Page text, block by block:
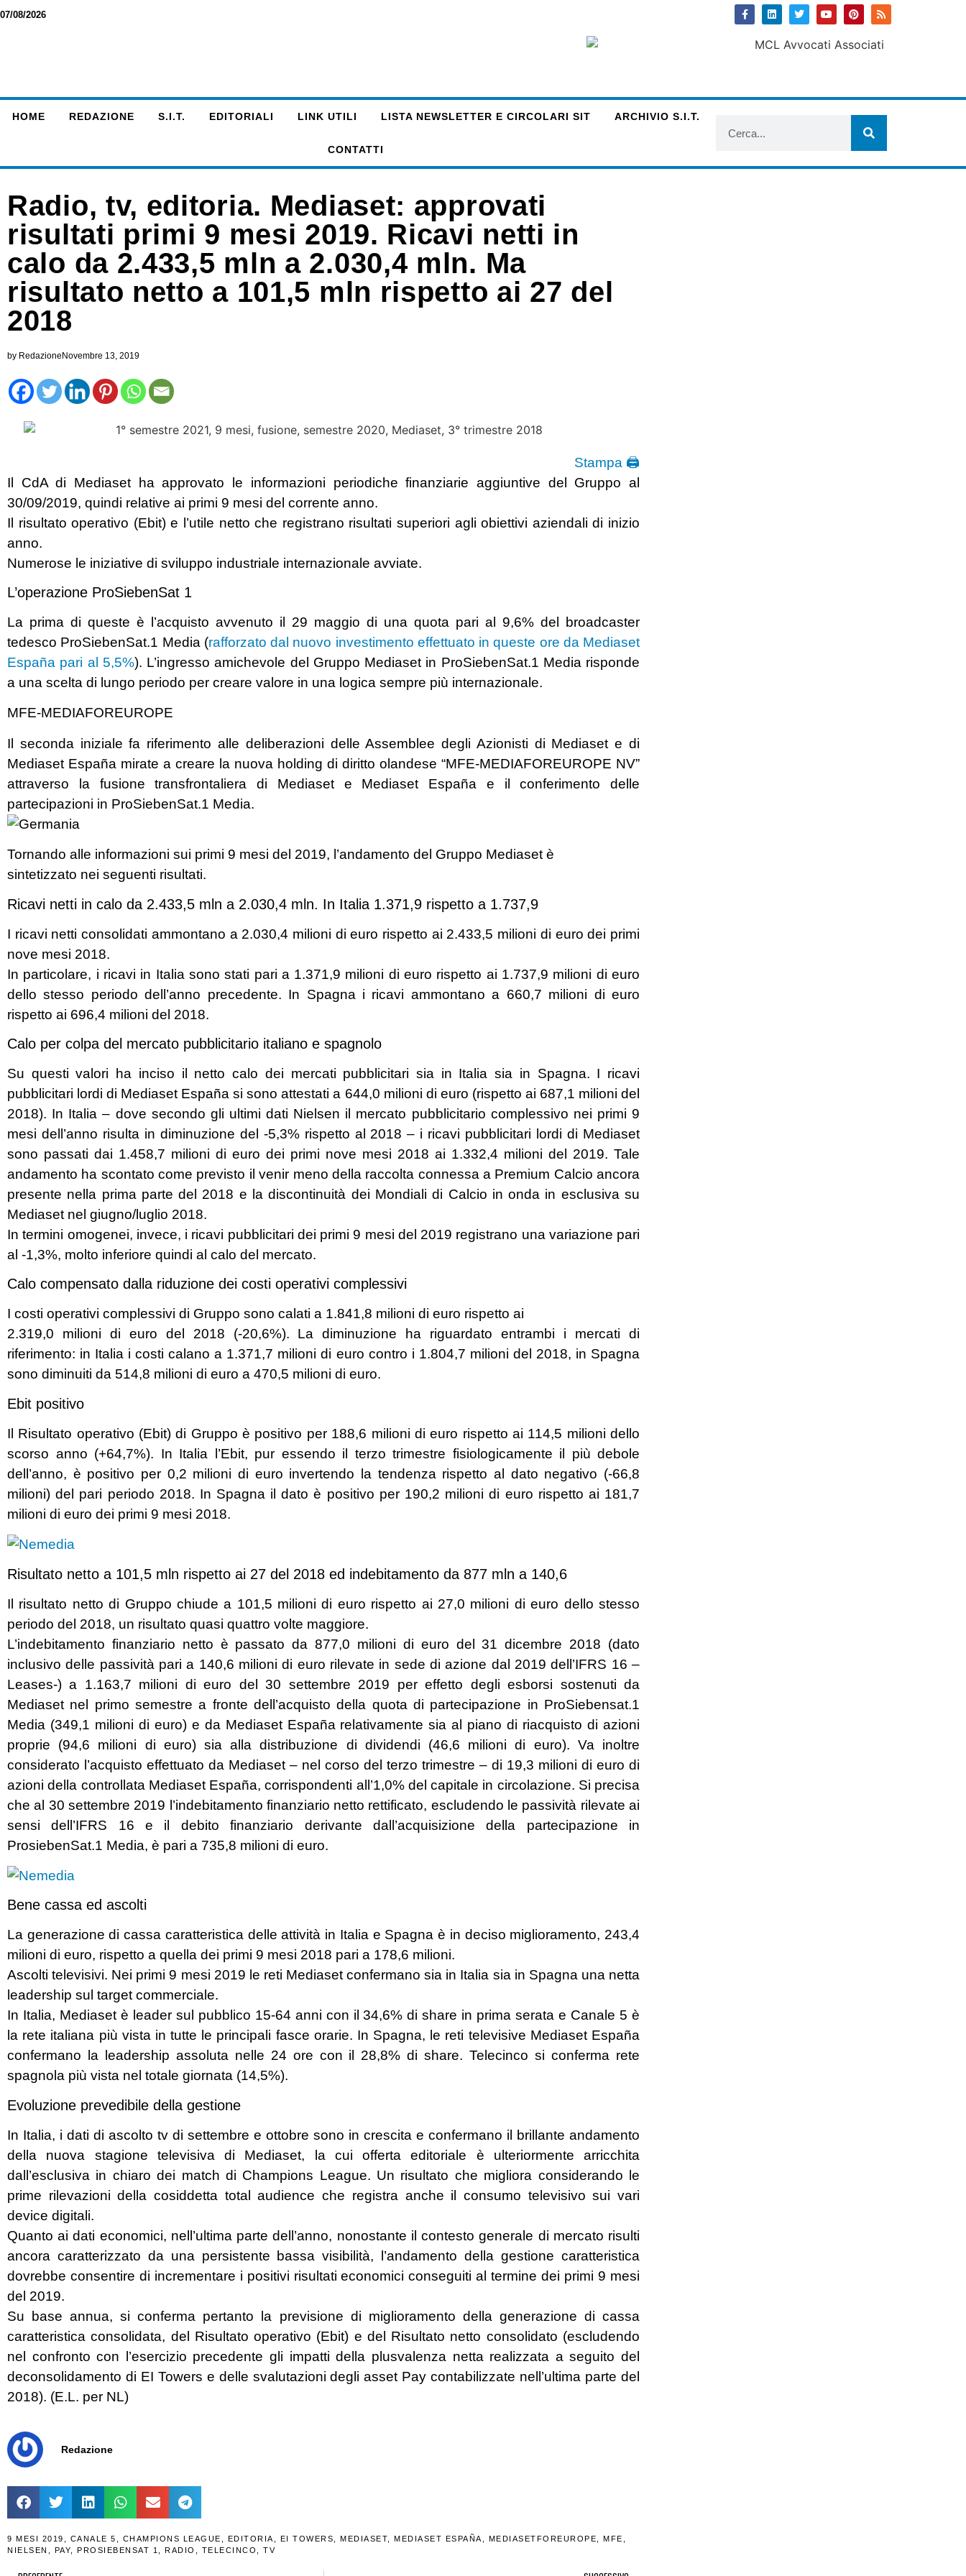
07/08/2026
HOME REDAZIONE S.I.T. EDITORIALI LINK UTILI LISTA NEWSLETTER E CIRCOLARI SIT ARCHIVIO S.I.T.
CONTATTI
Radio, tv, editoria. Mediaset: approvati
risultati primi 9 mesi 2019. Ricavi netti in
calo da 2.433,5 mln a 2.030,4 mln. Ma
risultato netto a 101,5 mln rispetto ai 27 del
2018
by Redazione Novembre 13, 2019
Stampa 🖨
Il CdA di Mediaset ha approvato le informazioni periodiche finanziarie aggiuntive del Gruppo al
30/09/2019, quindi relative ai primi 9 mesi del corrente anno.
Il risultato operativo (Ebit) e l’utile netto che registrano risultati superiori agli obiettivi aziendali di inizio
anno.
Numerose le iniziative di sviluppo industriale internazionale avviate.
L’operazione ProSiebenSat 1
La prima di queste è l’acquisto avvenuto il 29 maggio di una quota pari al 9,6% del broadcaster
tedesco ProSiebenSat.1 Media (rafforzato dal nuovo investimento effettuato in queste ore da Mediaset
España pari al 5,5%). L’ingresso amichevole del Gruppo Mediaset in ProSiebenSat.1 Media risponde
a una scelta di lungo periodo per creare valore in una logica sempre più internazionale.
MFE-MEDIAFOREUROPE
Il seconda iniziale fa riferimento alle deliberazioni delle Assemblee degli Azionisti di Mediaset e di
Mediaset España mirate a creare la nuova holding di diritto olandese “MFE-MEDIAFOREUROPE NV”
attraverso la fusione transfrontaliera di Mediaset e Mediaset España e il conferimento delle
partecipazioni in ProSiebenSat.1 Media.
Tornando alle informazioni sui primi 9 mesi del 2019, l’andamento del Gruppo Mediaset è
sintetizzato nei seguenti risultati.
Ricavi netti in calo da 2.433,5 mln a 2.030,4 mln. In Italia 1.371,9 rispetto a 1.737,9
I ricavi netti consolidati ammontano a 2.030,4 milioni di euro rispetto ai 2.433,5 milioni di euro dei primi
nove mesi 2018.
In particolare, i ricavi in Italia sono stati pari a 1.371,9 milioni di euro rispetto ai 1.737,9 milioni di euro
dello stesso periodo dell’anno precedente. In Spagna i ricavi ammontano a 660,7 milioni di euro
rispetto ai 696,4 milioni del 2018.
Calo per colpa del mercato pubblicitario italiano e spagnolo
Su questi valori ha inciso il netto calo dei mercati pubblicitari sia in Italia sia in Spagna. I ricavi
pubblicitari lordi di Mediaset España si sono attestati a 644,0 milioni di euro (rispetto ai 687,1 milioni del
2018). In Italia – dove secondo gli ultimi dati Nielsen il mercato pubblicitario complessivo nei primi 9
mesi dell’anno risulta in diminuzione del -5,3% rispetto al 2018 – i ricavi pubblicitari lordi di Mediaset
sono passati dai 1.458,7 milioni di euro dei primi nove mesi 2018 ai 1.332,4 milioni del 2019. Tale
andamento ha scontato come previsto il venir meno della raccolta connessa a Premium Calcio ancora
presente nella prima parte del 2018 e la discontinuità dei Mondiali di Calcio in onda in esclusiva su
Mediaset nel giugno/luglio 2018.
In termini omogenei, invece, i ricavi pubblicitari dei primi 9 mesi del 2019 registrano una variazione pari
al -1,3%, molto inferiore quindi al calo del mercato.
Calo compensato dalla riduzione dei costi operativi complessivi
I costi operativi complessivi di Gruppo sono calati a 1.841,8 milioni di euro rispetto ai
2.319,0 milioni di euro del 2018 (-20,6%). La diminuzione ha riguardato entrambi i mercati di
riferimento: in Italia i costi calano a 1.371,7 milioni di euro contro i 1.804,7 milioni del 2018, in Spagna
sono diminuiti da 514,8 milioni di euro a 470,5 milioni di euro.
Ebit positivo
Il Risultato operativo (Ebit) di Gruppo è positivo per 188,6 milioni di euro rispetto ai 114,5 milioni dello
scorso anno (+64,7%). In Italia l’Ebit, pur essendo il terzo trimestre fisiologicamente il più debole
dell’anno, è positivo per 0,2 milioni di euro invertendo la tendenza rispetto al dato negativo (-66,8
milioni) del pari periodo 2018. In Spagna il dato è positivo per 190,2 milioni di euro rispetto ai 181,7
milioni di euro dei primi 9 mesi 2018.
Risultato netto a 101,5 mln rispetto ai 27 del 2018 ed indebitamento da 877 mln a 140,6
Il risultato netto di Gruppo chiude a 101,5 milioni di euro rispetto ai 27,0 milioni di euro dello stesso
periodo del 2018, un risultato quasi quattro volte maggiore.
L’indebitamento finanziario netto è passato da 877,0 milioni di euro del 31 dicembre 2018 (dato
inclusivo delle passività pari a 140,6 milioni di euro rilevate in sede di azione dal 2019 dell’IFRS 16 –
Leases-) a 1.163,7 milioni di euro del 30 settembre 2019 per effetto degli esborsi sostenuti da
Mediaset nel primo semestre a fronte dell’acquisto della quota di partecipazione in ProSiebensat.1
Media (349,1 milioni di euro) e da Mediaset España relativamente sia al piano di riacquisto di azioni
proprie (94,6 milioni di euro) sia alla distribuzione di dividendi (46,6 milioni di euro). Va inoltre
considerato l’acquisto effettuato da Mediaset – nel corso del terzo trimestre – di 19,3 milioni di euro di
azioni della controllata Mediaset España, corrispondenti all’1,0% del capitale in circolazione. Si precisa
che al 30 settembre 2019 l’indebitamento finanziario netto rettificato, escludendo le passività rilevate ai
sensi dell’IFRS 16 e il debito finanziario derivante dall’acquisizione della partecipazione in
ProsiebenSat.1 Media, è pari a 735,8 milioni di euro.
Bene cassa ed ascolti
La generazione di cassa caratteristica delle attività in Italia e Spagna è in deciso miglioramento, 243,4
milioni di euro, rispetto a quella dei primi 9 mesi 2018 pari a 178,6 milioni.
Ascolti televisivi. Nei primi 9 mesi 2019 le reti Mediaset confermano sia in Italia sia in Spagna una netta
leadership sul target commerciale.
In Italia, Mediaset è leader sul pubblico 15-64 anni con il 34,6% di share in prima serata e Canale 5 è
la rete italiana più vista in tutte le principali fasce orarie. In Spagna, le reti televisive Mediaset España
confermano la leadership assoluta nelle 24 ore con il 28,8% di share. Telecinco si conferma rete
spagnola più vista nel totale giornata (14,5%).
Evoluzione prevedibile della gestione
In Italia, i dati di ascolto tv di settembre e ottobre sono in crescita e confermano il brillante andamento
della nuova stagione televisiva di Mediaset, la cui offerta editoriale è ulteriormente arricchita
dall’esclusiva in chiaro dei match di Champions League. Un risultato che migliora considerando le
prime rilevazioni della cosiddetta total audience che registra anche il consumo televisivo sui vari
device digitali.
Quanto ai dati economici, nell’ultima parte dell’anno, nonostante il contesto generale di mercato risulti
ancora caratterizzato da una persistente bassa visibilità, l’andamento della gestione caratteristica
dovrebbe consentire di incrementare i positivi risultati economici conseguiti al termine dei primi 9 mesi
del 2019.
Su base annua, si conferma pertanto la previsione di miglioramento della generazione di cassa
caratteristica consolidata, del Risultato operativo (Ebit) e del Risultato netto consolidato (escludendo
nel confronto con l’esercizio precedente gli impatti della plusvalenza netta realizzata a seguito del
deconsolidamento di EI Towers e delle svalutazioni degli asset Pay contabilizzate nell’ultima parte del
2018). (E.L. per NL)
Redazione
9 MESI 2019 CANALE 5 CHAMPIONS LEAGUE EDITORIA EI TOWERS MEDIASET MEDIASET ESPAÑA MEDIASETFOREUROPE MFE
NIELSEN
PAY PROSIEBENSAT 1 RADIO TELECINCO TV